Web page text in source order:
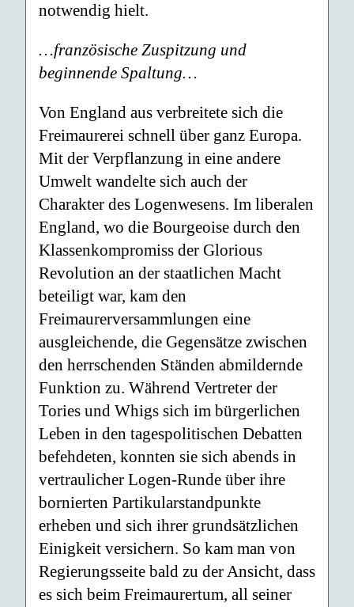
notwendig hielt.
…französische Zuspitzung und
beginnende Spaltung…
Von England aus verbreitete sich die
Freimaurerei schnell über ganz Europa.
Mit der Verpflanzung in eine andere
Umwelt wandelte sich auch der
Charakter des Logenwesens. Im liberalen
England, wo die Bourgeoise durch den
Klassenkompromiss der Glorious
Revolution an der staatlichen Macht
beteiligt war, kam den
Freimaurerversammlungen eine
ausgleichende, die Gegensätze zwischen
den herrschenden Ständen abmildernde
Funktion zu. Während Vertreter der
Tories und Whigs sich im bürgerlichen
Leben in den tagespolitischen Debatten
befehdeten, konnten sie sich abends in
vertraulicher Logen-Runde über ihre
bornierten Partikularstandpunkte
erheben und sich ihrer grundsätzlichen
Einigkeit versichern. So kam man von
Regierungsseite bald zu der Ansicht, dass
es sich beim Freimaurertum, all seiner